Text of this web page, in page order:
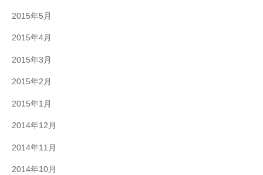
2015年5月
2015年4月
2015年3月
2015年2月
2015年1月
2014年12月
2014年11月
2014年10月